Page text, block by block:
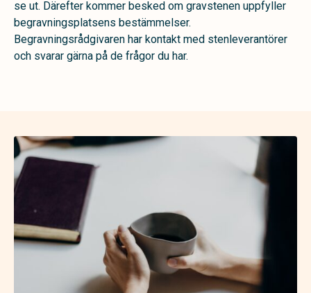
se ut. Därefter kommer besked om gravstenen uppfyller
begravningsplatsens bestämmelser.
Begravningsrådgivaren har kontakt med stenleverantörer
och svarar gärna på de frågor du har.